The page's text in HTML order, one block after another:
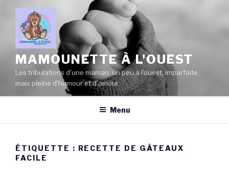
contenu
principal
MAMOUNETTE À L'OUEST
Les tribulations d'une maman, un peu à l'ouest, imparfaite,
mais pleine d'humour et d'amour.
Menu
ÉTIQUETTE : RECETTE DE GÂTEAUX
FACILE